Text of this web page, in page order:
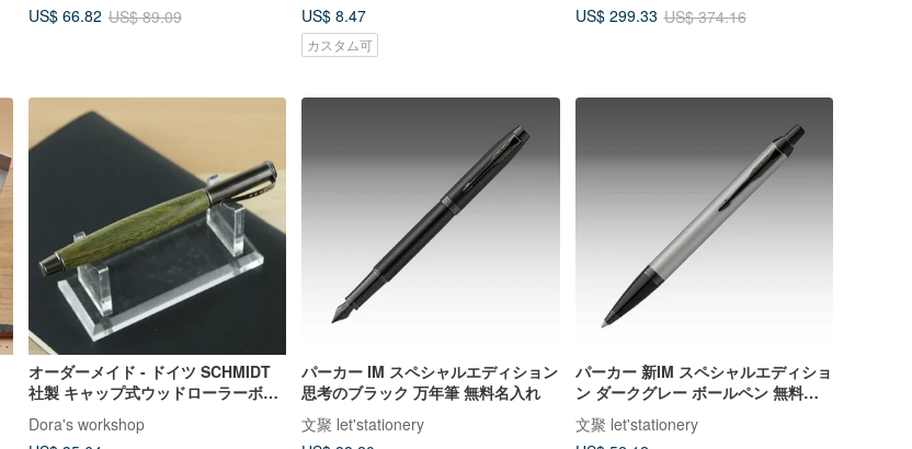
US$ 66.82 US$ 89.09
US$ 8.47
カスタム可
US$ 299.33 US$ 374.16
オーダーメイド - ドイツ SCHMIDT
社製 キャップ式ウッドローラーボー
ルペン / 緑檀 名入れ刻印可能
Dora's workshop
パーカー IM スペシャルエディション
思考のブラック 万年筆 無料名入れ
文聚 let'stationery
パーカー 新IM スペシャルエディショ
ン ダークグレー ボールペン 無料名
入れ
文聚 let'stationery